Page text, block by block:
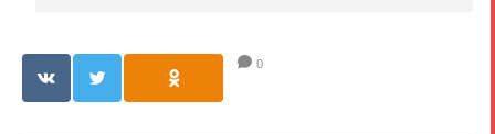
0